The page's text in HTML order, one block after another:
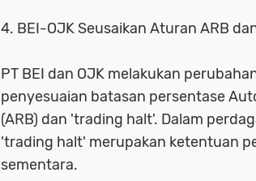
4. BEI-OJK Seusaikan Aturan ARB
PT BEI dan OJK melakukan
penyesuaian batasan persentase
(ARB) dan 'trading halt'. Dalam
'trading halt' merupakan ketentuan
sementara.